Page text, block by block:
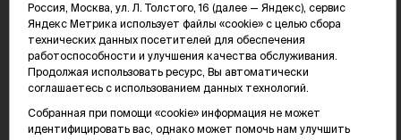
По вопросам рекламы:
(3452) 68-89-78
kotovaev@sibinformburo.ru
mim@vsluh.ru
Россия, Москва, ул. Л. Толстого, 16 (далее — Яндекс), сервис
Яндекс Метрика использует файлы «cookie» с целью сбора
технических данных посетителей для обеспечения
работоспособности и улучшения качества обслуживания.
Продолжая использовать ресурс, Вы автоматически
соглашаетесь с использованием данных технологий.
Собранная при помощи «cookie» информация не может
идентифицировать вас, однако может помочь нам улучшить